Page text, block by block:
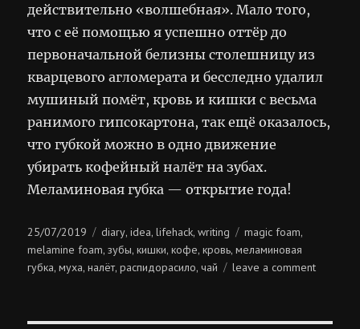
действительно «волшебная». Мало того,
что с её помощью я успешно оттёр до
первоначальной белизны столешницу из
кварцевого агломерата и бесследно удалил
мушиный помёт, кровь и кишки с весьма
ранимого гипсокартона, так ещё оказалось,
что губкой можно в одно движение
убирать кофейный налёт на зубах.
Меламиновая губка — открытие года!
Posted
on
25/07/2019 Categories
diary,idea,lifehack,writing Tags
magic foam,
melamine foam,зубы,кишки,кофе,кровь,меламиновая
губка,муха,налёт,распидорасило,чай leave a commenton